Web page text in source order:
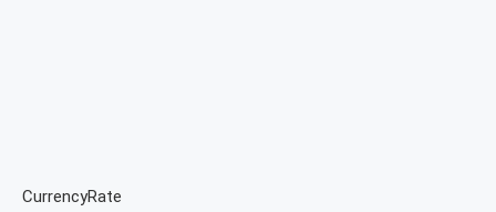
CurrencyRate